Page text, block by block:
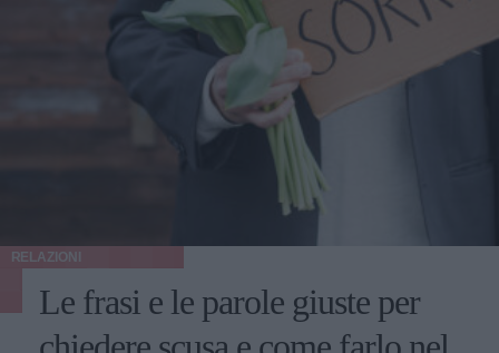
RELAZIONI
Le frasi e le parole giuste per